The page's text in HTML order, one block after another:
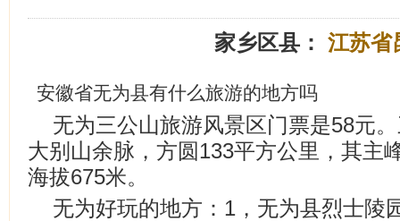
家乡区县： 江苏省
安徽省无为县有什么旅游的地方吗
无为三公山旅游风景区门票是58元
大别山余脉，方圆133平方公里，其主
海拔675米。
无为好玩的地方：1，无为县烈士陵